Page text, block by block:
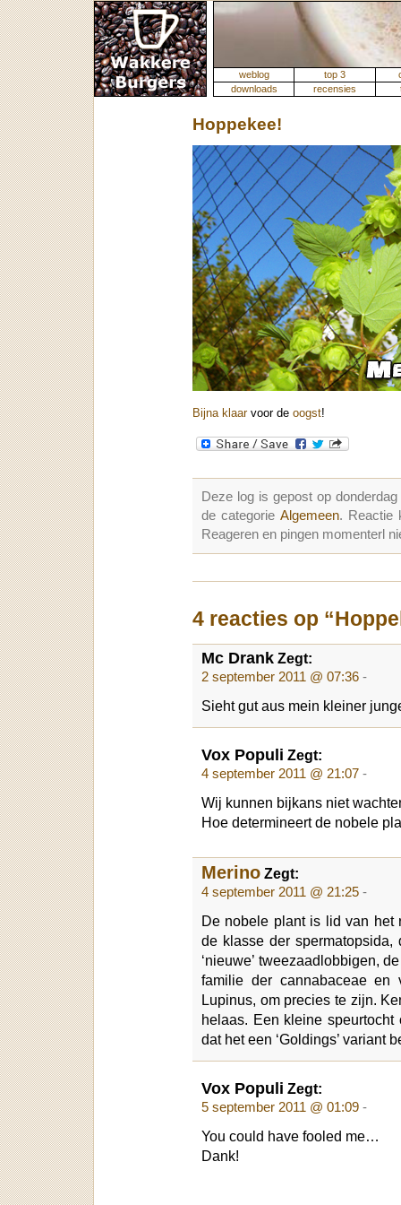
weblog top 3
downloads
recensies
Hoppekee!
Bijna klaarvoor de oogst!
Deze log is gepost op
de categorie Algemeen. Reactie
Reageren en pingen momenterl
4 reacties op
Mc Drank Zegt:
2 september 2011 @ 07:36 -
Sieht gut aus mein kleiner
Vox Populi Zegt:
4 september 2011 @ 21:07 -
Wij kunnen bijkans niet
Hoe determineert de nobele
Merino Zegt:
4 september 2011 @ 21:25 -
De nobele plant is lid van het
de klasse der
‘nieuwe’ tweezaadlobbigen,
familie der cannabaceae en
Lupinus, om precies te zijn.
helaas. Een kleine
dat het een ‘Goldings’ variant
Vox Populi Zegt:
5 september 2011 @ 01:09 -
You could have fooled me…
Dank!